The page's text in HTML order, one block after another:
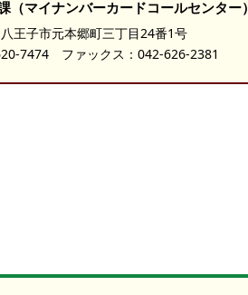
（マイナンバーカードコールセンター）
王子市元本郷町三丁目24番1号
7474 ファックス：042-626-2381